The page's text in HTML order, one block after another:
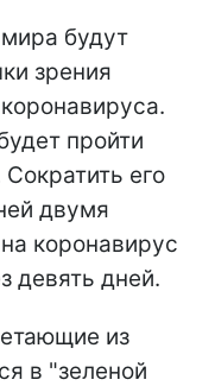
будут
зрения
пройти
его
двумя
коронавирус
девять дней.
из
в "зеленой